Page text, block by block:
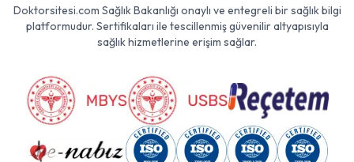
Doktorsitesi.com Sağlık Bakanlığı onaylı ve entegreli bir sağlık bilgi
platformudur. Sertifikaları ile tescillenmiş güvenilir altyapısıyla
sağlık hizmetlerine erişim sağlar.